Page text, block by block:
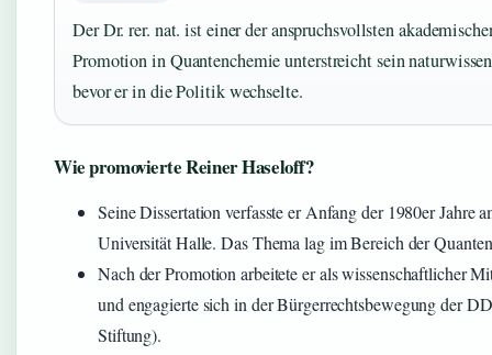
Der Dr. rer. nat. ist einer der anspruchsvollsten
Promotion in Quantenchemie unterstreicht sein
bevor er in die Politik wechselte.
Wie promovierte Reiner Haseloff?
Seine Dissertation verfasste er Anfang der 1980er Jahre
Universität Halle. Das Thema lag im Bereich der
Nach der Promotion arbeitete er als wissenschaftlicher
und engagierte sich in der Bürgerrechtsbewegung der
Stiftung).